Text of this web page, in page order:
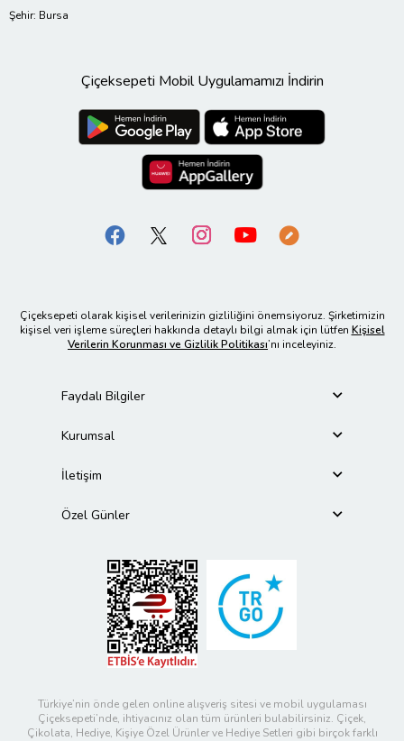
Şehir: Bursa
Çiçeksepeti Mobil Uygulamamızı İndirin
Çiçeksepeti olarak kişisel verilerinizin gizliliğini önemsiyoruz. Şirketimizin
kişisel veri işleme süreçleri hakkında detaylı bilgi almak için lütfen Kişisel
Verilerin Korunması ve Gizlilik Politikası’nı inceleyiniz.
Faydalı Bilgiler
Kurumsal
İletişim
Özel Günler
Türkiye’nin önde gelen online alışveriş sitesi ve mobil uygulaması
Çiçeksepeti’nde, ihtiyacınız olan tüm ürünleri bulabilirsiniz. Çiçek,
Çikolata, Hediye, Kişiye Özel Ürünler ve Hediye Setleri gibi birçok farklı